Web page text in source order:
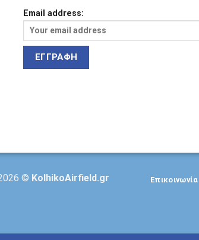
Email address:
© KolhikoAirfield.gr Επικοινωνία